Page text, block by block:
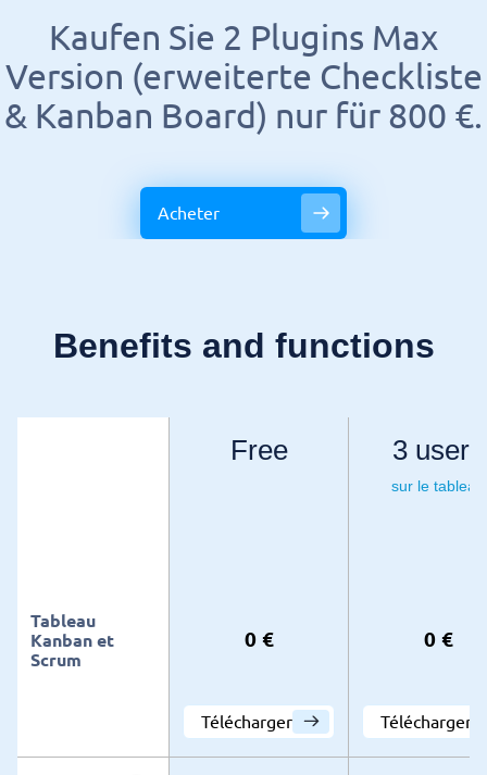
Kaufen Sie 2 Plugins Max
Version (erweiterte Checkliste
& Kanban Board) nur für 800 €.
Acheter
Benefits and functions
Free 3 users
sur le tableau
Tableau
Kanban et
Scrum
0 € 0 €
Télécharger Télécharger